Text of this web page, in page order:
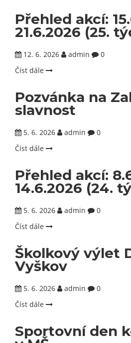
Přehled akcí:
21.6.2026 (25.
12. 6. 2026 admin
0
Číst dále
Pozvánka na
slavnost
5. 6. 2026 admin
0
Číst dále
Přehled akcí:
14.6.2026 (24.
5. 6. 2026 admin
0
Číst dále
Školkový výlet
Vyškov
5. 6. 2026 admin
0
Číst dále
Sportovní den